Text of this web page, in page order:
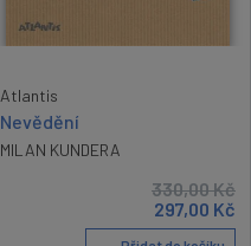
Atlantis
Nevědění
MILAN KUNDERA
330,00Kč
297,00 Kč